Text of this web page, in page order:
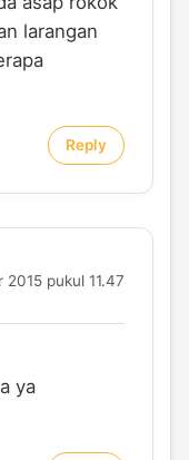
larangan
Reply
2015 pukul 11.47
ya